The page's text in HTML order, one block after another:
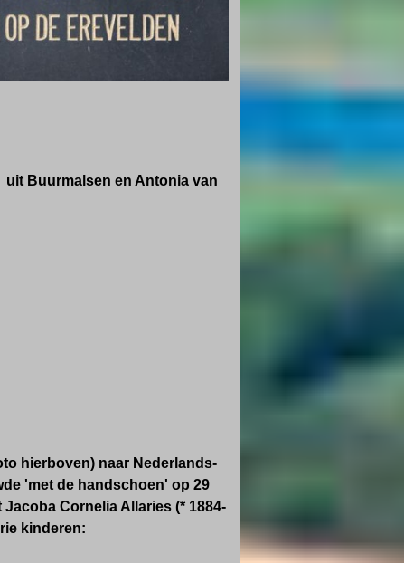
uit Buurmalsen en Antonia van
hierboven) naar Nederlands-
'met de handschoen' op 29
Jacoba Cornelia Allaries (* 1884-
kinderen: